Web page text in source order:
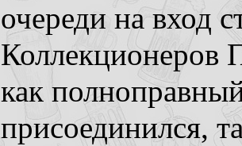
очереди на вход
Коллекционеров
как
присоединился,